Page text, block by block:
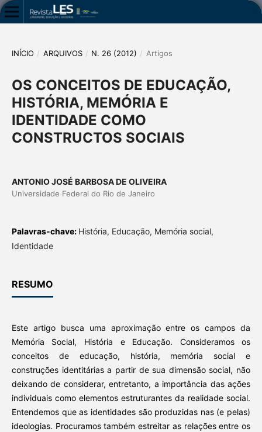
INÍCIO / ARQUIVOS / N. 26 (2012) / Artigos
OS CONCEITOS DE EDUCAÇÃO,
HISTÓRIA, MEMÓRIA E
IDENTIDADE COMO
CONSTRUCTOS SOCIAIS
ANTONIO JOSÉ BARBOSA DE OLIVEIRA
Universidade Federal do Rio de Janeiro
Palavras-chave: História, Educação, Memória social,
Identidade
RESUMO
Este artigo busca uma aproximação entre os campos da
Memória Social, História e Educação. Consideramos os
conceitos de educação, história, memória social e
construções identitárias a partir de sua dimensão social, não
deixando de considerar, entretanto, a importância das ações
individuais como elementos estruturantes da realidade social.
Entendemos que as identidades são produzidas nas (e pelas)
ideologias. Procuramos também estreitar as relações entre os